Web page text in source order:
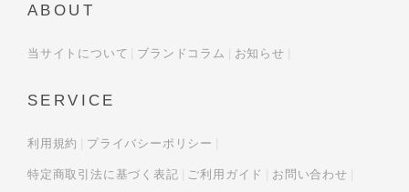
ABOUT
当サイトについて ブランドコラム お知らせ
SERVICE
利用規約 プライバシーポリシー
特定商取引法に基づく表記 ご利用ガイド お問い合わせ